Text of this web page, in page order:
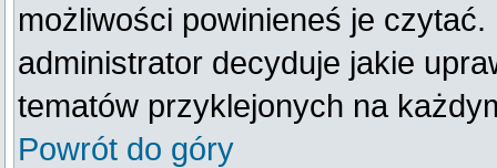
możliwości powinieneś je czytać.
administrator decyduje jakie
tematów przyklejonych na
Powrót do góry